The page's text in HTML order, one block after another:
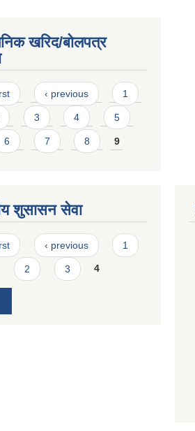
खरिद/बोलपत्र
‹ previous 1
3 4 5
6 7 8 9
शुसासन सेवा
‹ previous 1
2 3 4